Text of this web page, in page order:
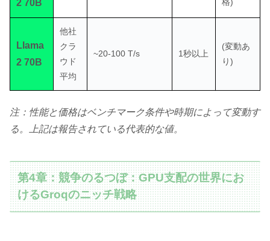
2 70B
Llama
2 70B
他社
クラ
ウド
平均
~20-100 T/s 1秒以上
(変動あ
り)
注：性能と価格はベンチマーク条件や時期によって変動す
る。上記は報告されている代表的な値。
第4章：競争のるつぼ：GPU支配の世界にお
けるGroqのニッチ戦略